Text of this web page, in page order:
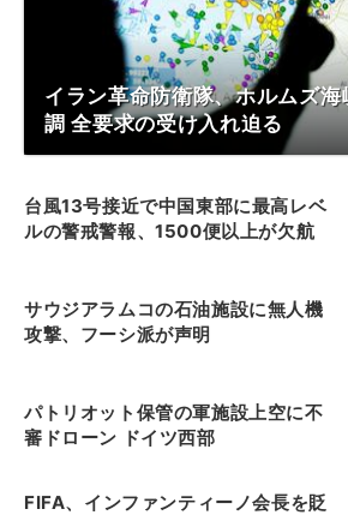
イラン革命防衛隊、ホルムズ
調 全要求の受け入れ迫る
台風13号接近で中国東部に最高レベ
ルの警戒警報、1500便以上が欠航
サウジアラムコの石油施設に無人機
攻撃、フーシ派が声明
パトリオット保管の軍施設上空に不
審ドローン ドイツ西部
FIFA、インファンティーノ会長を貶